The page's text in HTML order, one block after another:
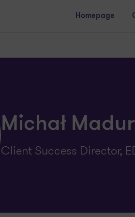
Homepage
Michał
Client Success Director,